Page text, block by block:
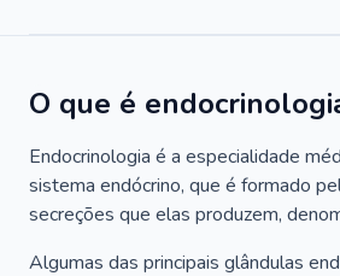
O que é
Endocrinologia é a especialidade
sistema endócrino, que é formado
secreções que elas produzem,
Algumas das principais glândulas